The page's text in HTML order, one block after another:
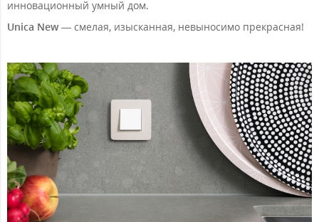
инновационный умный дом.
Unica New — смелая, изысканная, невыносимо прекрасная!